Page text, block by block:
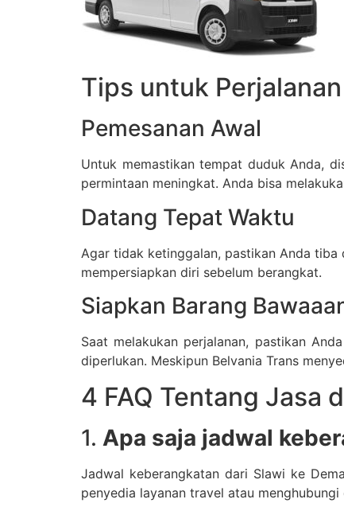
Tips untuk
Pemesanan Awal
Untuk memastikan tempat duduk Anda,
permintaan meningkat. Anda bisa
Datang Tepat Waktu
Agar tidak ketinggalan, pastikan Anda
mempersiapkan diri sebelum berangkat.
Siapkan Barang
Saat melakukan perjalanan, pastikan
diperlukan. Meskipun Belvania Trans
4 FAQ Tentang Jasa
1. Apa saja jadwal
Jadwal keberangkatan dari Slawi ke
penyedia layanan travel atau